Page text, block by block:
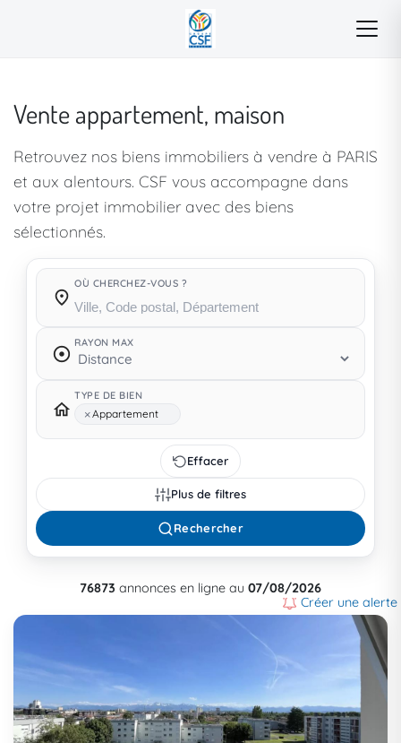
Vente appartement, maison
Retrouvez nos biens immobiliers à vendre à PARIS
et aux alentours. CSF vous accompagne dans
votre projet immobilier avec des biens
sélectionnés.
OÙ CHERCHEZ-VOUS ?
RAYON MAX
TYPE DE BIEN
×Appartement
Effacer
Plus de filtres
Rechercher
76873 annonces en ligne au 07/08/2026
Créer une alerte